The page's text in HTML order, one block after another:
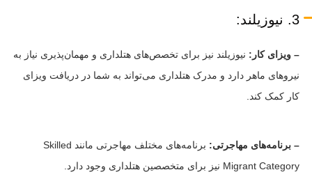
3. نیوزیلند:
– ویزای کار: نیوزیلند نیز برای تخصص‌های هتلداری و مهمان‌پذیری نیاز به
نیروهای ماهر دارد و مدرک هتلداری می‌تواند به شما در دریافت ویزای
کار کمک کند.
– برنامه‌های مهاجرتی:
برنامه‌های مختلف مهاجرتی مانند Skilled
Migrant Category نیز برای متخصصین هتلداری وجود دارد.